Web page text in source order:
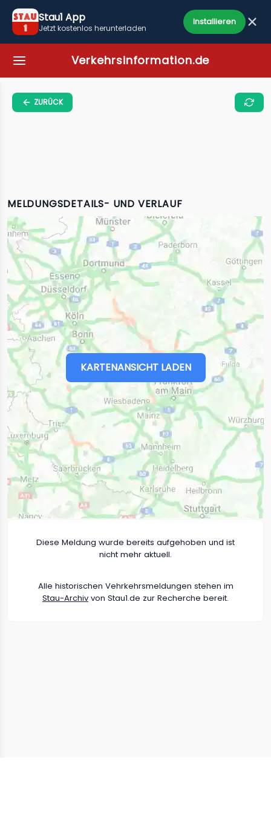
Stau1 App
Jetzt kostenlos herunterladen
Installieren
Verkehrsinformation.de
ZURÜCK
MELDUNGSDETAILS- UND VERLAUF
KARTENANSICHT LADEN
Diese Meldung wurde bereits aufgehoben und ist
nicht mehr aktuell.
Alle historischen Vehrkehrsmeldungen stehen im
Stau-Archiv von Stau1.de zur Recherche bereit.